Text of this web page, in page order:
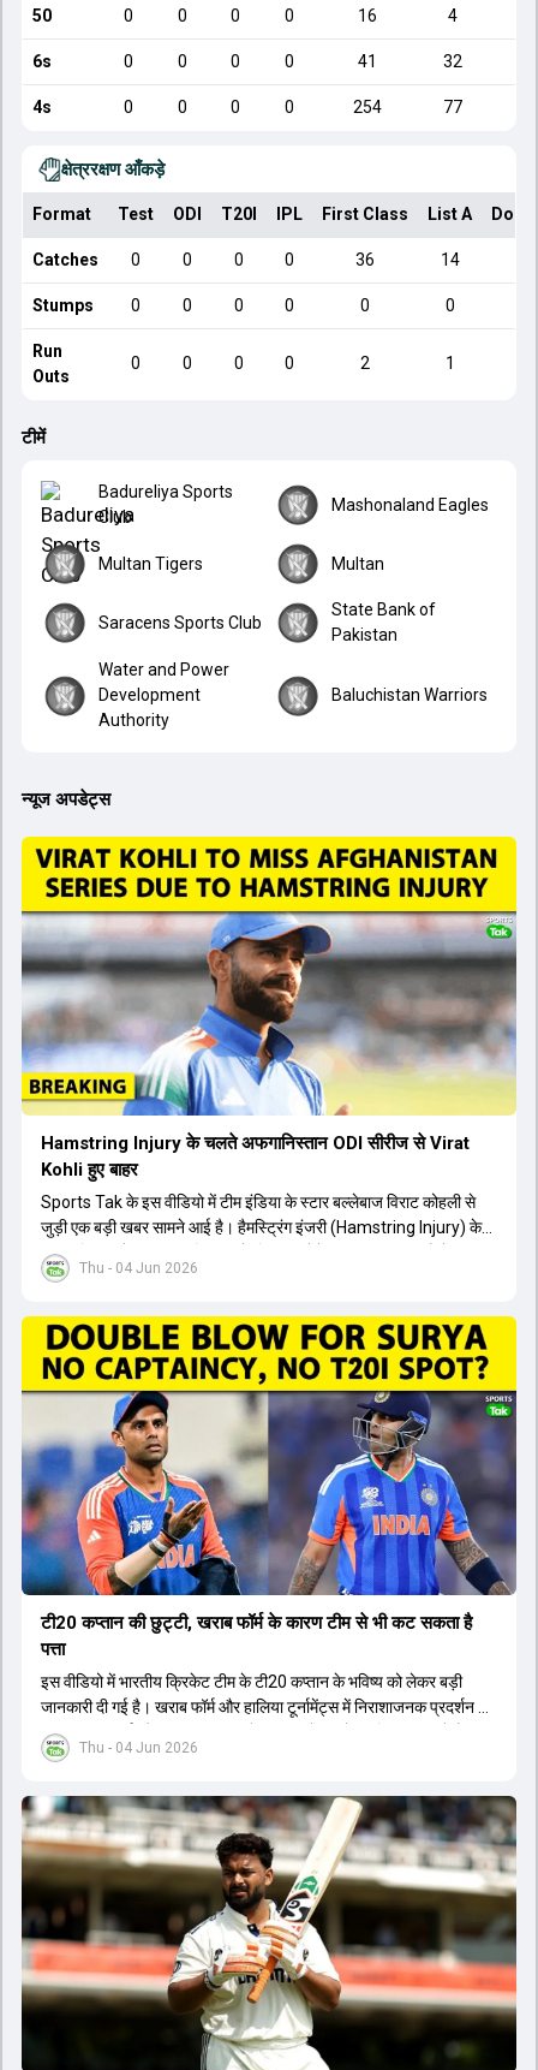
50 0 0 0 0 16 4
6s 0 0 0 0 41 32
4s 0 0 0 0 254 77
क्षेत्ररक्षण आँकड़े
Format Test ODI T20I IPL First Class List A
Catches 0 0 0 0 36 14
Stumps 0 0 0 0 0 0
Run
Outs
0 0 0 0 2 1
टीमें
Badureliya Sports
Club
Mashonaland Eagles
Multan Tigers Multan
Saracens Sports Club
State Bank of
Pakistan
Water and Power
Development
Authority
Baluchistan Warriors
न्यूज अपडेट्स
Thu - 04 Jun 2026
Hamstring Injury के चलते अफगानिस्तान ODI सीरीज से Virat
Kohli हुए बाहर
Sports Tak के इस वीडियो में टीम इंडिया के स्टार बल्लेबाज विराट कोहली से
जुड़ी एक बड़ी खबर सामने आई है। हैमस्ट्रिंग इंजरी (Hamstring Injury) के
कारण विराट कोहली अफगानिस्तान के खिलाफ होने वाली आगामी तीन मैचों की
वनडे सीरीज से बाहर हो गए हैं। भारत और अफगानिस्तान के बीच इस वनडे सीरीज
इसके बाद सीरीज के बाकी दो मुकाबले 17 और 20 जून को खेले जाने थे। हाल ही में
खत्म हुए आईपीएल में शानदार प्रदर्शन करने वाले विराट कोहली का इस सीरीज से
बाहर होना भारतीय फैंस के लिए एक बहुत बड़ा झटका है। यह वनडे सीरीज 2027
में होने वाले वर्ल्ड कप की तैयारियों के लिहाज से भी काफी अहम मानी जा रही थी।
फिलहाल यह स्पष्ट नहीं है कि विराट कोहली को इस हैमस्ट्रिंग इंजरी से पूरी तरह से
उबरने में कितना समय लगेगा और उनकी जगह टीम में किस खिलाड़ी को शामिल
किया जाएगा।
Thu - 04 Jun 2026
टी20 कप्तान की छुट्टी, खराब फॉर्म के कारण टीम से भी कट सकता है
पत्ता
इस वीडियो में भारतीय क्रिकेट टीम के टी20 कप्तान के भविष्य को लेकर बड़ी
जानकारी दी गई है। खराब फॉर्म और हालिया टूर्नामेंट्स में निराशाजनक प्रदर्शन के
कारण चयनकर्ता और टीम प्रबंधन उन्हें कप्तानी से हटाने पर विचार कर रहे हैं।
मुख्य कोच और चयन समिति के बीच हुई चर्चा के बाद यह फैसला लिया जा सकता है
को न सिर्फ उनके पद से हटाया जाएगा बल्कि उन्हें टीम से भी बाहर किया जा सकता
है। आगामी सीरीज और भविष्य के बड़े टूर्नामेंट्स को ध्यान में रखते हुए चयनकर्ता
एक नई शुरुआत करना चाहते हैं। इससे पहले भी खराब फॉर्म के कारण कई दिग्गज
खिलाड़ियों को कप्तानी और टीम से हाथ धोना पड़ा था। अब नए कप्तान के लिए एक
अन्य स्टार बल्लेबाज का नाम सबसे आगे चल रहा है, जिसे जल्द ही जिम्मेदारी सौंपी
जा सकती है।